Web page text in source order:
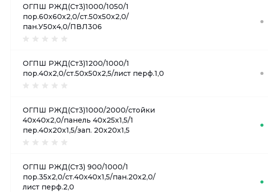
ОГПШ РЖД(Ст3)1000/1050/1
пор.60х60х2,0/ст.50х50х2,0/
пан.У50х4,0/ПВЛ306
ОГПШ РЖД(Ст3)1200/1000/1
пор.40х2,0/ст.50х50х2,5/лист перф.1,0
ОГПШ РЖД(Ст3)1000/2000/стойки
40х40х2,0/панель 40х25х1,5/1
пер.40х20х1,5/зап. 20х20х1,5
ОГПШ РЖД(Ст3) 900/1000/1
пор.35х2,0/ст.40х40х1,5/пан.20х2,0/
лист перф.2,0